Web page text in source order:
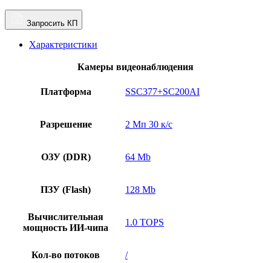
Запросить КП
Характеристики
Камеры видеонаблюдения
Платформа SSC377+SC200AI
Разрешение 2 Мп 30 к/с
ОЗУ (DDR) 64 Mb
ПЗУ (Flash) 128 Mb
Вычислительная
мощность ИИ-чипа
1.0 TOPS
Кол-во потоков /